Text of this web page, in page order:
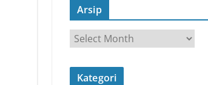
Arsip
r
s
Kategori